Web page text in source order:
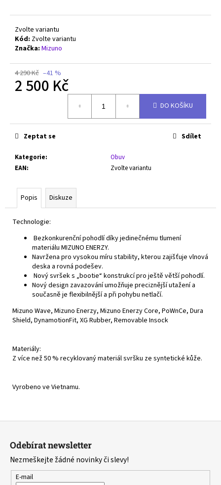
Zvolte variantu
Kód: Zvolte variantu
Značka: Mizuno
4 290 Kč –41 %
2 500 Kč
DO KOŠÍKU
Kategorie:
Obuv
EAN: Zvolte variantu
Zeptat se Sdílet
Popis Diskuze
Technologie:
Bezkonkurenční pohodlí díky jedinečnému tlumení
materiálu MIZUNO ENERZY.
Navržena pro vysokou míru stability, kterou zajišťuje vlnová
deska a rovná podešev.
Nový svršek s „bootie“ konstrukcí pro ještě větší pohodlí.
Nový design zavazování umožňuje preciznější utažení a
současně je flexibilnější a při pohybu netlačí.
Mizuno Wave, Mizuno Enerzy, Mizuno Enerzy Core, PoWnCe, Dura
Shield, DynamotionFit, XG Rubber, Removable Insock
Materiály:
Z více než 50 % recyklovaný materiál svršku ze syntetické kůže.
Vyrobeno ve Vietnamu.
550
Původně:
790
Odebírat newsletter
Nezmeškejte žádné novinky či slevy!
E-mail